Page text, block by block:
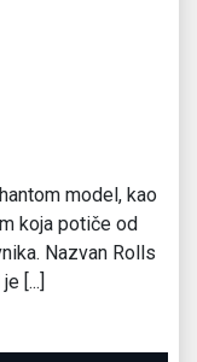
model, kao
koja potiče od
Nazvan Rolls
[...]